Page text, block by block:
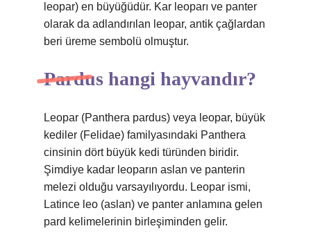
leopar) en büyüğüdür. Kar leoparı ve panter
olarak da adlandırılan leopar, antik çağlardan
beri üreme sembolü olmuştur.
Pardus hangi hayvandır?
Leopar (Panthera pardus) veya leopar, büyük
kediler (Felidae) familyasındaki Panthera
cinsinin dört büyük kedi türünden biridir.
Şimdiye kadar leoparın aslan ve panterin
melezi olduğu varsayılıyordu. Leopar ismi,
Latince leo (aslan) ve panter anlamına gelen
pard kelimelerinin birleşiminden gelir.